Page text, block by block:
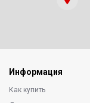
Информация
Как купить